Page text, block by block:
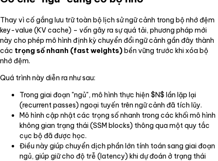
Thay vì cố gắng lưu trữ toàn bộ lịch sử ngữ cảnh trong bộ nhớ đệm
key-value (KV cache) – vốn gây ra sự quá tải, phương pháp mới
này cho phép mô hình định kỳ chuyển đổi ngữ cảnh gần đây thành
các trọng số nhanh (fast weights)bền vững trước khi xóa bộ
nhớ đệm.
Quá trình này diễn ra như sau:
Trong giai đoạn "ngủ", mô hình thực hiện $N$ lần lặp lại
(recurrent passes) ngoại tuyến trên ngữ cảnh đã tích lũy.
Mô hình cập nhật các trọng số nhanh trong các khối mô hình
không gian trạng thái (SSM blocks) thông qua một quy tắc
cục bộ đã được học.
Điều này giúp chuyển dịch phần lớn tính toán sang giai đoạn
ngủ, giúp giữ cho độ trễ (latency) khi dự đoán ở trạng thái